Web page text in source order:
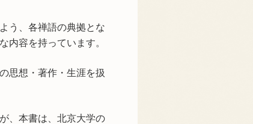
う、各禅語の典拠とな
内容を持っています。
思想・著作・生涯を扱
、本書は、北京大学の